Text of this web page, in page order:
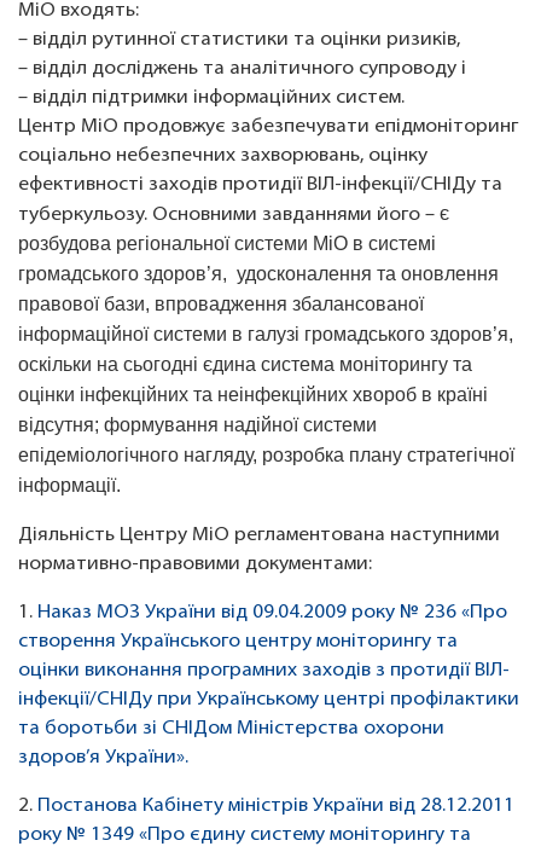
МіО входять:
– відділ рутинної статистики та оцінки ризиків,
– відділ досліджень та аналітичного супроводу і
– відділ підтримки інформаційних систем.
Центр МіО продовжує забезпечувати епідмоніторинг
соціально небезпечних захворювань, оцінку
ефективності заходів протидії ВІЛ-інфекції/СНІДу та
туберкульозу. Основними завданнями його – є
розбудова регіональної системи МіО в системі
громадського здоров’я, удосконалення та оновлення
правової бази, впровадження збалансованої
інформаційної системи в галузі громадського здоров’я,
оскільки на сьогодні єдина система моніторингу та
оцінки інфекційних та неінфекційних хвороб в країні
відсутня; формування надійної системи
епідеміологічного нагляду, розробка плану стратегічної
інформації.
Діяльність Центру МіО регламентована наступними
нормативно-правовими документами:
1. Наказ МОЗ України від 09.04.2009 року № 236 «Про
створення Українського центру моніторингу та
оцінки виконання програмних заходів з протидії ВІЛ-
інфекції/СНІДу при Українському центрі профілактики
та боротьби зі СНІДом Міністерства охорони
здоров’я України».
2.
Постанова Кабінету міністрів України від 28.12.2011
року № 1349 «Про єдину систему моніторингу та